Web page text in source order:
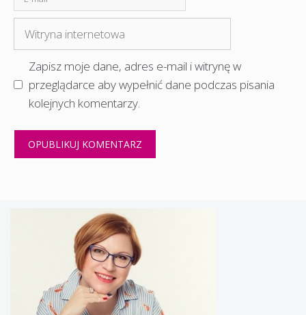
mail
internetowa
Zapisz moje dane, adres e-mail i witrynę w
przeglądarce aby wypełnić dane podczas pisania
kolejnych komentarzy.